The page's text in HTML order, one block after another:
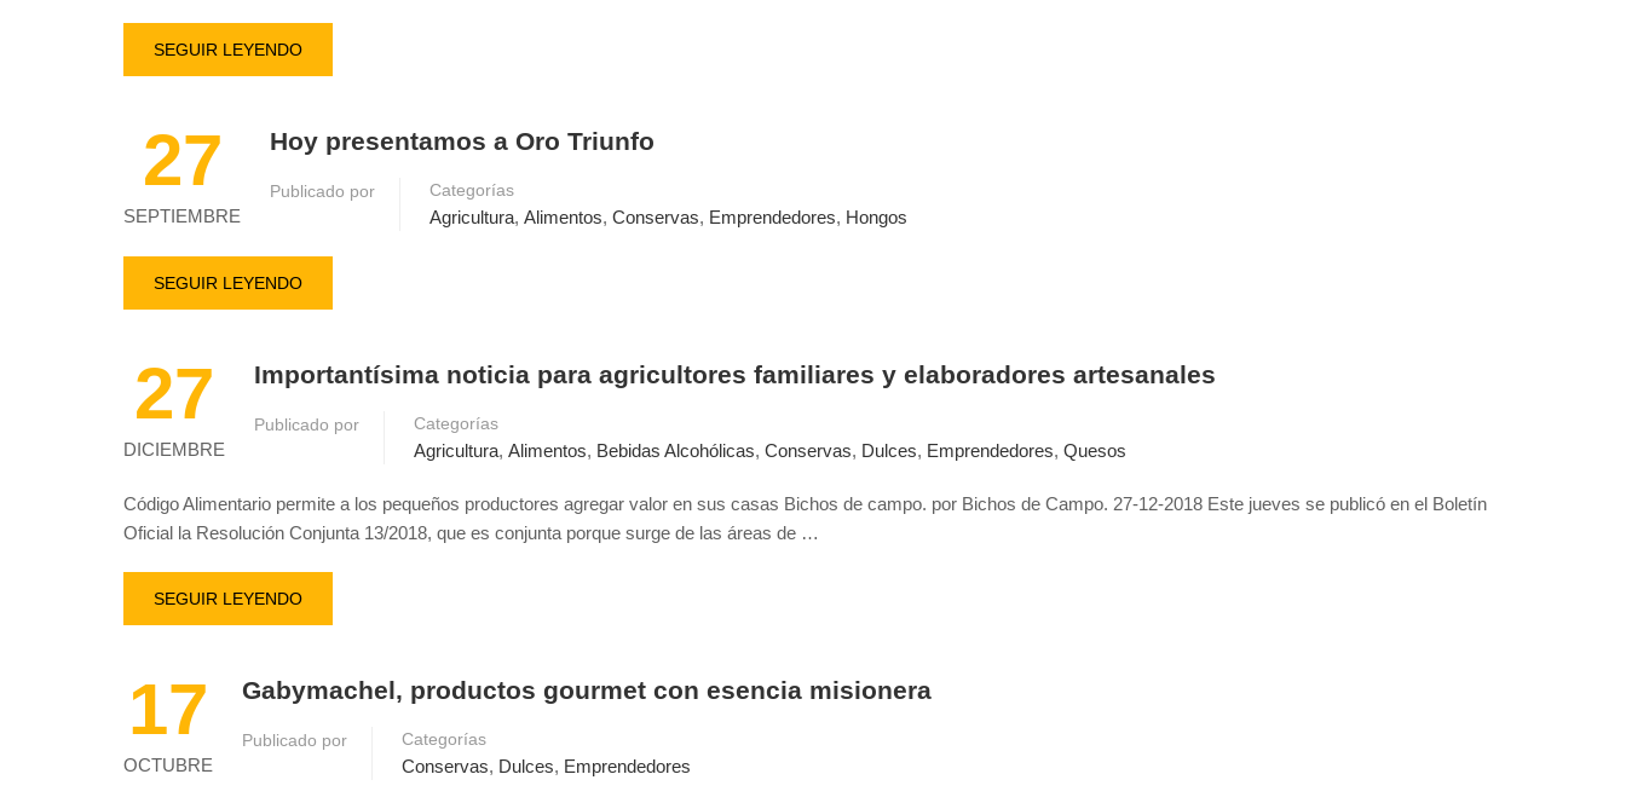
SEGUIR LEYENDO
27
SEPTIEMBRE
Hoy presentamos a Oro Triunfo
Publicado por Categorías
Agricultura, Alimentos, Conservas, Emprendedores, Hongos
SEGUIR LEYENDO
27
DICIEMBRE
Importantísima noticia para agricultores familiares y elaboradores artesanales
Publicado por Categorías
Agricultura, Alimentos, Bebidas Alcohólicas, Conservas, Dulces, Emprendedores, Quesos
Código Alimentario permite a los pequeños productores agregar valor en sus casas Bichos de campo. por Bichos de Campo. 27-12-2018 Este jueves se publicó en el Boletín
Oficial la Resolución Conjunta 13/2018, que es conjunta porque surge de las áreas de …
SEGUIR LEYENDO
17
OCTUBRE
Gabymachel, productos gourmet con esencia misionera
Publicado por Categorías
Conservas, Dulces, Emprendedores